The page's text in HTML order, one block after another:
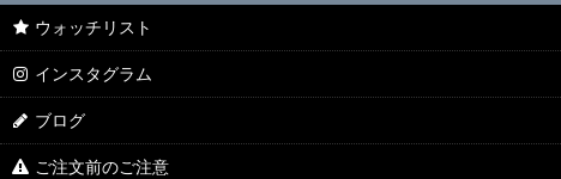
ウォッチリスト
インスタグラム
ブログ
ご注文前のご注意